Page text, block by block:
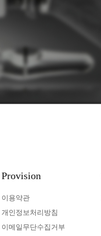
Provision
이용약관
개인정보처리방침
이메일무단수집거부